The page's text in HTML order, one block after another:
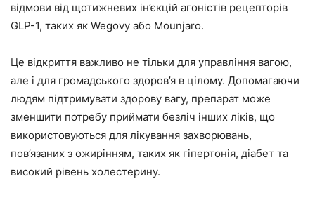
відмови від щотижневих ін’єкцій агоністів рецепторів
GLP-1, таких як Wegovy або Mounjaro.
Це відкриття важливо не тільки для управління вагою,
але і для громадського здоров’я в цілому. Допомагаючи
людям підтримувати здорову вагу, препарат може
зменшити потребу приймати безліч інших ліків, що
використовуються для лікування захворювань,
пов’язаних з ожирінням, таких як гіпертонія, діабет та
високий рівень холестерину.